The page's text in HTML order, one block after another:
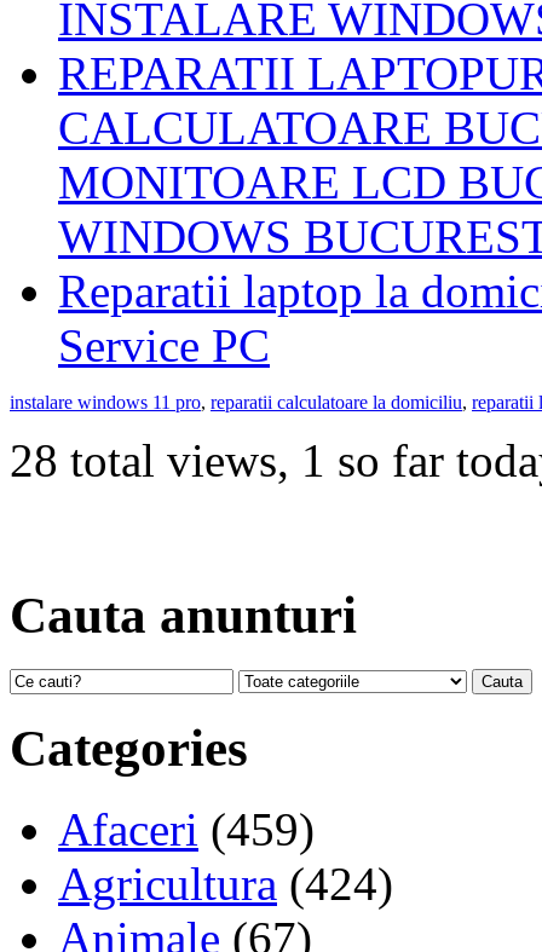
INSTALARE
REPARATII
CALCULATOARE
MONITOARE LCD
WINDOWS
Reparatii laptop la
Service PC
instalare windows 11 pro, reparatii calculatoare la domiciliu, reparatii
28 total views, 1 so far
Cauta anunturi
Categories
Afaceri (459)
Agricultura (424)
Animale (67)